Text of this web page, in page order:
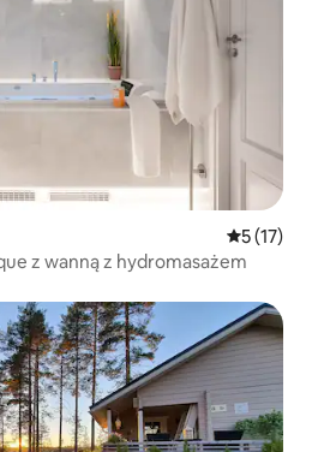
Średnia
5 (17)
z wanną z hydromasażem
Wybór gości